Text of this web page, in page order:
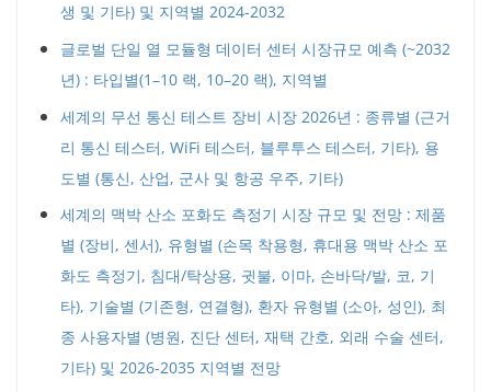
생 및 기타) 및 지역별 2024-2032
글로벌 단일 열 모듈형 데이터 센터 시장규모 예측 (~2032
년) : 타입별(1–10 랙, 10–20 랙), 지역별
세계의 무선 통신 테스트 장비 시장 2026년 : 종류별 (근거
리 통신 테스터, WiFi 테스터, 블루투스 테스터, 기타), 용
도별 (통신, 산업, 군사 및 항공 우주, 기타)
세계의 맥박 산소 포화도 측정기 시장 규모 및 전망 : 제품
별 (장비, 센서), 유형별 (손목 착용형, 휴대용 맥박 산소 포
화도 측정기, 침대/탁상용, 귓불, 이마, 손바닥/발, 코, 기
타), 기술별 (기존형, 연결형), 환자 유형별 (소아, 성인), 최
종 사용자별 (병원, 진단 센터, 재택 간호, 외래 수술 센터,
기타) 및 2026-2035 지역별 전망